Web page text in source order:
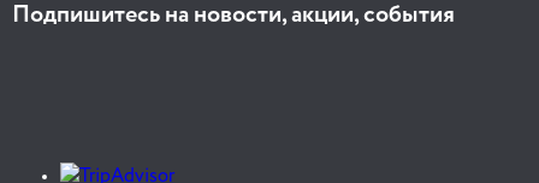
Подпишитесь на новости, акции, события